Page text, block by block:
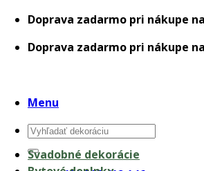
Skip
content
Doprava zadarmo pri nákupe
Doprava zadarmo pri nákupe
Menu
Hľadať:
Svadobné dekorácie